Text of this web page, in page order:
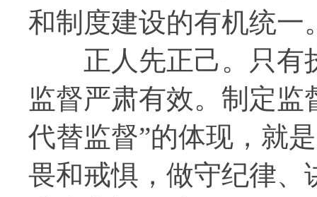
和制度建设的有机统一
正人先正己。只有
监督严肃有效。制定监
代替监督”的体现，就
畏和戒惧，做守纪律、